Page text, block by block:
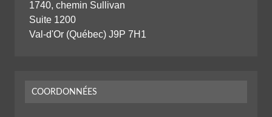
1740, chemin Sullivan
Suite 1200
Val-d'Or (Québec) J9P 7H1
COORDONNÉES